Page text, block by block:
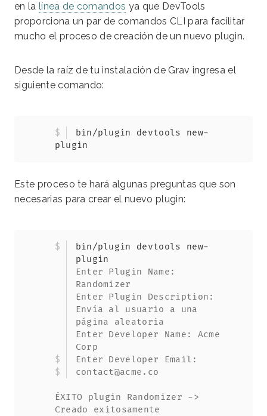
en la línea de comandos ya que DevTools
proporciona un par de comandos CLI para facilitar
mucho el proceso de creación de un nuevo plugin.
Desde la raíz de tu instalación de Grav ingresa el
siguiente comando:
bin/plugin devtools new-
plugin
Este proceso te hará algunas preguntas que son
necesarias para crear el nuevo plugin:
bin/plugin devtools new-
plugin
Enter Plugin Name:
Randomizer
Enter Plugin Description:
Envía al usuario a una
página aleatoria
Enter Developer Name: Acme
Corp
Enter Developer Email:
contact@acme.co
ÉXITO plugin Randomizer ->
Creado exitosamente